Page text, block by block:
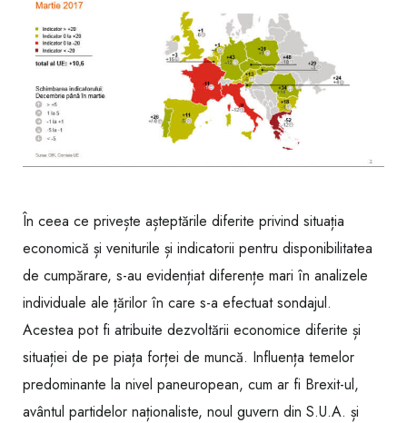
În ceea ce privește așteptările diferite privind situația
economică și veniturile și indicatorii pentru disponibilitatea
de cumpărare, s-au evidențiat diferențe mari în analizele
individuale ale țărilor în care s-a efectuat sondajul.
Acestea pot fi atribuite dezvoltării economice diferite și
situației de pe piața forței de muncă. Influența temelor
predominante la nivel paneuropean, cum ar fi Brexit-ul,
avântul partidelor naționaliste, noul guvern din S.U.A. și